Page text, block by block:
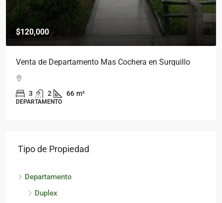
$120,000
Venta de Departamento Mas Cochera en Surquillo
3 2 66 m²
DEPARTAMENTO
Tipo de Propiedad
Departamento
Duplex